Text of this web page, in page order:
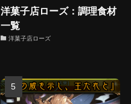
洋菓子店ローズ：調理食材
一覧
洋菓子店ローズ